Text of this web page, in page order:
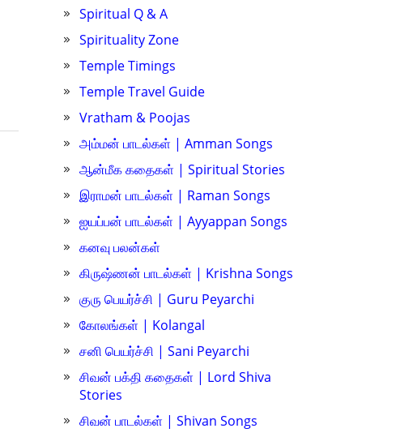
Spiritual Q & A
Spirituality Zone
Temple Timings
Temple Travel Guide
Vratham & Poojas
அம்மன் பாடல்கள் | Amman Songs
ஆன்மீக கதைகள் | Spiritual Stories
இராமன் பாடல்கள் | Raman Songs
ஐயப்பன் பாடல்கள் | Ayyappan Songs
கனவு பலன்கள்
கிருஷ்ணன் பாடல்கள் | Krishna Songs
குரு பெயர்ச்சி | Guru Peyarchi
கோலங்கள் | Kolangal
சனி பெயர்ச்சி | Sani Peyarchi
சிவன் பக்தி கதைகள் | Lord Shiva
Stories
சிவன் பாடல்கள் | Shivan Songs